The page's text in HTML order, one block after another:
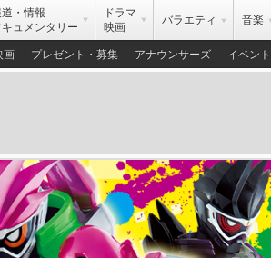
・情報
キュメンタリー
ドラマ
映画
バラエティ 音楽
画 プレゼント・募集 アナウンサーズ イベント